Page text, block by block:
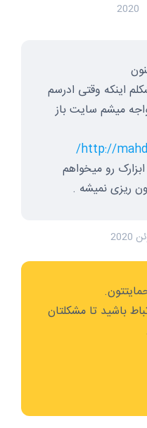
2020
اینکه وقتی ادرسم
میشم سایت باز
http://
رو میخواهم
ریزی نمیشه .
باشید تا مشکلتان